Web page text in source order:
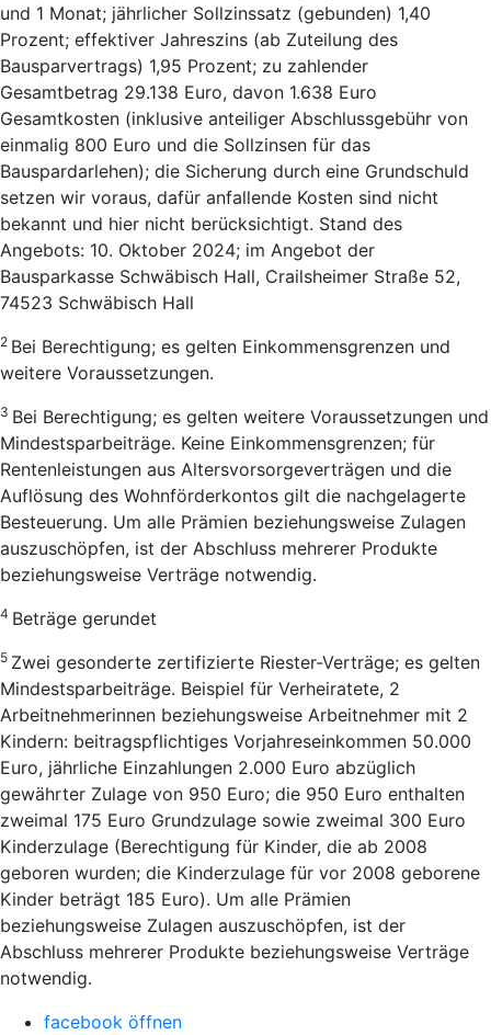
und 1 Monat; jährlicher Sollzinssatz (gebunden) 1,40
Prozent; effektiver Jahreszins (ab Zuteilung des
Bausparvertrags) 1,95 Prozent; zu zahlender
Gesamtbetrag 29.138 Euro, davon 1.638 Euro
Gesamtkosten (inklusive anteiliger Abschlussgebühr von
einmalig 800 Euro und die Sollzinsen für das
Bauspardarlehen); die Sicherung durch eine Grundschuld
setzen wir voraus, dafür anfallende Kosten sind nicht
bekannt und hier nicht berücksichtigt. Stand des
Angebots: 10. Oktober 2024; im Angebot der
Bausparkasse Schwäbisch Hall, Crailsheimer Straße 52,
74523 Schwäbisch Hall
2 Bei Berechtigung; es gelten Einkommensgrenzen und
weitere Voraussetzungen.
3 Bei Berechtigung; es gelten weitere Voraussetzungen und
Mindestsparbeiträge. Keine Einkommensgrenzen; für
Rentenleistungen aus Altersvorsorgeverträgen und die
Auflösung des Wohnförderkontos gilt die nachgelagerte
Besteuerung. Um alle Prämien beziehungsweise Zulagen
auszuschöpfen, ist der Abschluss mehrerer Produkte
beziehungsweise Verträge notwendig.
4 Beträge gerundet
5 Zwei gesonderte zertifizierte Riester-Verträge; es gelten
Mindestsparbeiträge. Beispiel für Verheiratete, 2
Arbeitnehmerinnen beziehungsweise Arbeitnehmer mit 2
Kindern: beitragspflichtiges Vorjahreseinkommen 50.000
Euro, jährliche Einzahlungen 2.000 Euro abzüglich
gewährter Zulage von 950 Euro; die 950 Euro enthalten
zweimal 175 Euro Grundzulage sowie zweimal 300 Euro
Kinderzulage (Berechtigung für Kinder, die ab 2008
geboren wurden; die Kinderzulage für vor 2008 geborene
Kinder beträgt 185 Euro). Um alle Prämien
beziehungsweise Zulagen auszuschöpfen, ist der
Abschluss mehrerer Produkte beziehungsweise Verträge
notwendig.
facebook öffnen